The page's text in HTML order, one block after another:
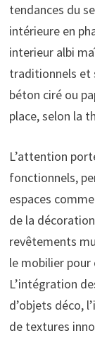
tendances du
intérieure en
interieur albi
traditionnels et
béton ciré ou
place, selon la
L’attention
fonctionnels,
espaces
de la
revêtements
le mobilier pour
L’intégration
d’objets déco,
de textures